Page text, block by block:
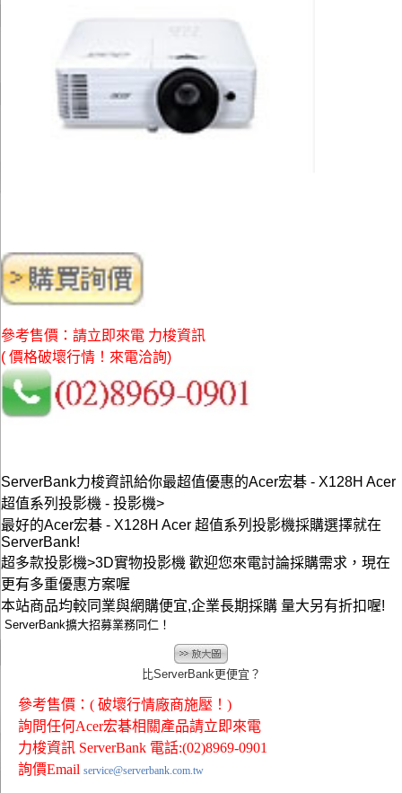
參考售價：請立即來電 力梭資訊
( 價格破壞行情！來電洽詢)
ServerBank力梭資訊給你最超值優惠的Acer宏碁 - X128H Acer
超值系列投影機 - 投影機>
最好的Acer宏碁 - X128H Acer 超值系列投影機採購選擇就在
ServerBank!
超多款投影機>3D實物投影機 歡迎您來電討論採購需求，現在
更有多重優惠方案喔
本站商品均較同業與網購便宜,企業長期採購 量大另有折扣喔!
ServerBank擴大招募業務同仁！
比ServerBank更便宜？
參考售價：( 破壞行情廠商施壓！)
詢問任何Acer宏碁相關產品請立即來電
力梭資訊 ServerBank 電話:(02)8969-0901
詢價Email service@serverbank.com.tw